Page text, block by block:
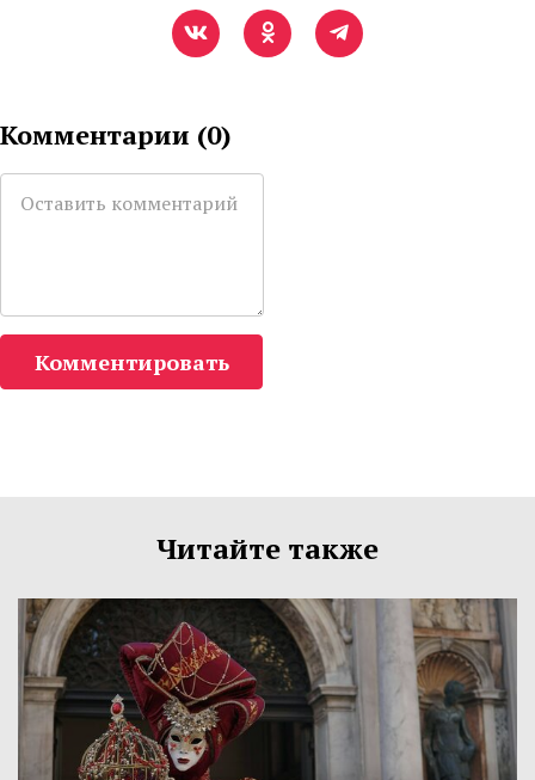
Комментарии (0)
Комментировать
Читайте также